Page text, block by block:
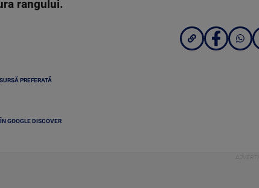
rangului.
PREFERATĂ
GOOGLE DISCOVER